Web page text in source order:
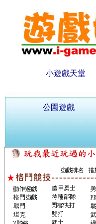
小遊戲天堂
公園遊戲